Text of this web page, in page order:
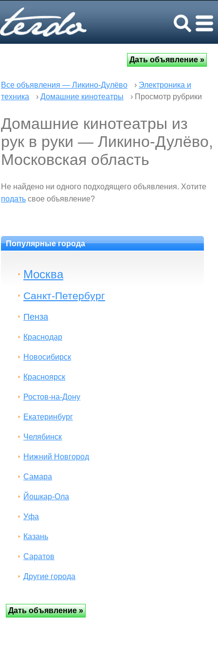
Все объявления — Ликино-Дулёво › Электроника и
техника
› Домашние кинотеатры › Просмотр рубрики
Домашние кинотеатры из
рук в руки — Ликино-Дулёво,
Московская область
Не найдено ни одного подходящего объявления. Хотите
подать свое объявление?
Популярные города
Москва
Санкт-Петербург
Пенза
Краснодар
Новосибирск
Красноярск
Ростов-на-Дону
Екатеринбург
Челябинск
Нижний Новгород
Самара
Йошкар-Ола
Уфа
Казань
Саратов
Другие города